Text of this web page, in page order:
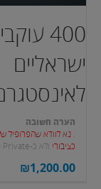
400
ישראליים
הערה חשובה
: נא לוודא שהפרופיל
כציבורי
₪1,200.00